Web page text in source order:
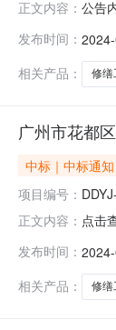
正文内容： 公告
市-花
发布时间：
相关产品：
修缮
广州市花都
中标｜中标通知
项目编号：
正文内容： 点击
佰元
发布时间：
相关产品：
修缮